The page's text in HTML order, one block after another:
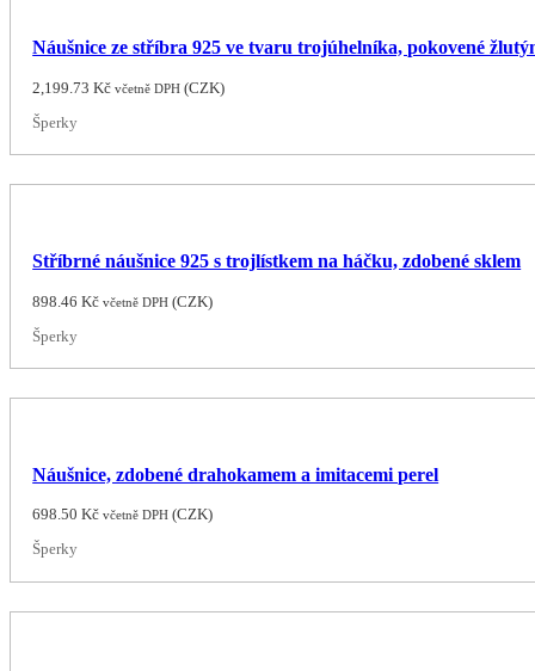
Náušnice ze stříbra 925 ve tvaru trojúhelníka, pokovené
2,199.73Kč včetně DPH (CZK)
Šperky
Stříbrné náušnice 925 s trojlístkem na háčku, zdobené sklem
898.46Kč včetně DPH (CZK)
Šperky
Náušnice, zdobené drahokamem a imitacemi perel
698.50Kč včetně DPH (CZK)
Šperky